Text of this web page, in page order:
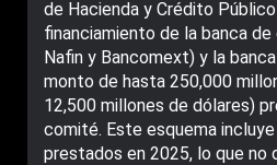
de Hacienda y Crédito
financiamiento de la banca
Nafin y Bancomext) y la
monto de hasta 250,000
12,500 millones de dólares)
comité. Este esquema
prestados en 2025, lo que no